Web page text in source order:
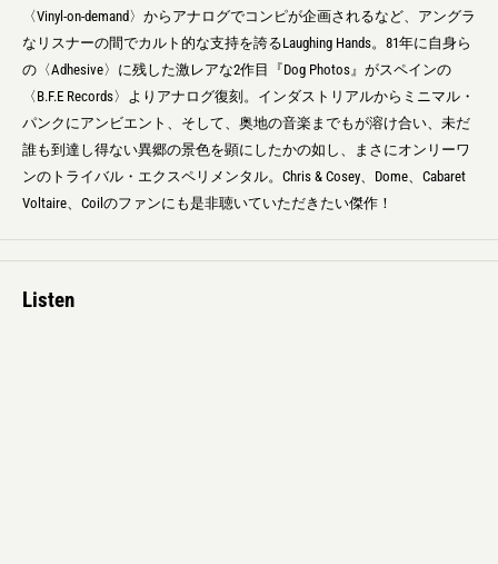
〈Vinyl-on-demand〉からアナログでコンピが企画されるなど、アングラ
なリスナーの間でカルト的な支持を誇るLaughing Hands。81年に自身ら
の〈Adhesive〉に残した激レアな2作目『Dog Photos』がスペインの
〈B.F.E Records〉よりアナログ復刻。インダストリアルからミニマル・
パンクにアンビエント、そして、奥地の音楽までもが溶け合い、未だ
誰も到達し得ない異郷の景色を顕にしたかの如し、まさにオンリーワ
ンのトライバル・エクスペリメンタル。Chris & Cosey、Dome、Cabaret
Voltaire、Coilのファンにも是非聴いていただきたい傑作！
Listen